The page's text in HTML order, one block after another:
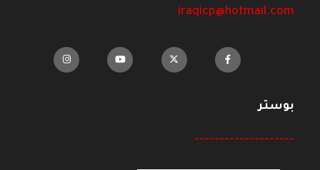
iraqicp@hotmail.com
بوستر
--------------------